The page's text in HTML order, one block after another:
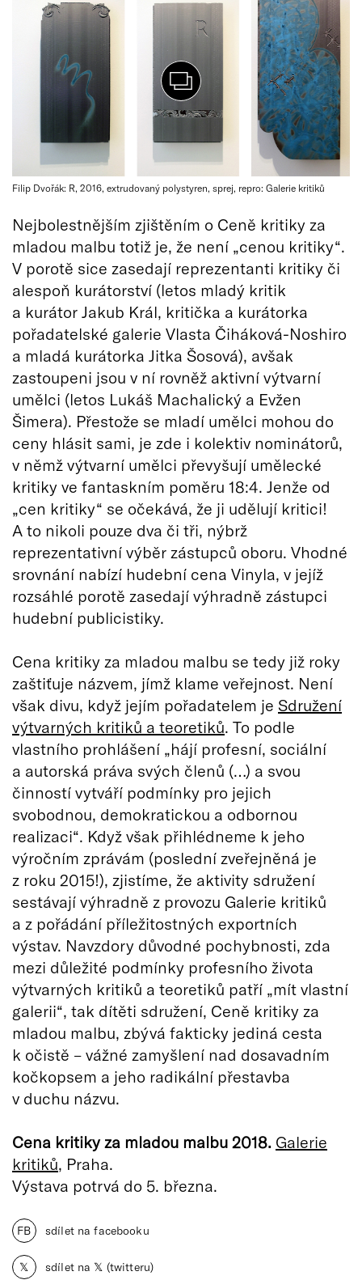
Filip Dvořák: R, 2016, extrudovaný polystyren, sprej, repro: Galerie kritiků
Nejbolestnějším zjištěním o Ceně kritiky za
mladou malbu totiž je, že není „cenou kritiky“.
V porotě sice zasedají reprezentanti kritiky či
alespoň kurátorství (letos mladý kritik
a kurátor Jakub Král, kritička a kurátorka
pořadatelské galerie Vlasta Čiháková-Noshiro
a mladá kurátorka Jitka Šosová), avšak
zastoupeni jsou v ní rovněž aktivní výtvarní
umělci (letos Lukáš Machalický a Evžen
Šimera). Přestože se mladí umělci mohou do
ceny hlásit sami, je zde i kolektiv nominátorů,
v němž výtvarní umělci převyšují umělecké
kritiky ve fantaskním poměru 18:4. Jenže od
„cen kritiky“ se očekává, že ji udělují kritici!
A to nikoli pouze dva či tři, nýbrž
reprezentativní výběr zástupců oboru. Vhodné
srovnání nabízí hudební cena Vinyla, v jejíž
rozsáhlé porotě zasedají výhradně zástupci
hudební publicistiky.
Cena kritiky za mladou malbu se tedy již roky
zaštiťuje názvem, jímž klame veřejnost. Není
však divu, když jejím pořadatelem je Sdružení
výtvarných kritiků a teoretiků. To podle
vlastního prohlášení „hájí profesní, sociální
a autorská práva svých členů (…) a svou
činností vytváří podmínky pro jejich
svobodnou, demokratickou a odbornou
realizaci“. Když však přihlédneme k jeho
výročním zprávám (poslední zveřejněná je
z roku 2015!), zjistíme, že aktivity sdružení
sestávají výhradně z provozu Galerie kritiků
a z pořádání příležitostných exportních
výstav. Navzdory důvodné pochybnosti, zda
mezi důležité podmínky profesního života
výtvarných kritiků a teoretiků patří „mít vlastní
galerii“, tak dítěti sdružení, Ceně kritiky za
mladou malbu, zbývá fakticky jediná cesta
k očistě – vážné zamyšlení nad dosavadním
kočkopsem a jeho radikální přestavba
v duchu názvu.
Cena kritiky za mladou malbu 2018. Galerie
kritiků, Praha.
Výstava potrvá do 5. března.
FB sdílet na facebooku
𝕏 sdílet na 𝕏 (twitteru)